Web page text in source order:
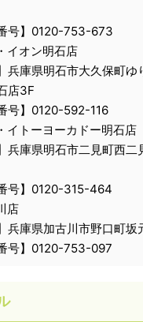
番号】0120-753-673
イオン明石店
兵庫県明石市大久保町
店3F
号】0120-592-116
イトーヨーカドー明石店
兵庫県明石市二見町西二
号】0120-315-464
店
兵庫県加古川市野口町坂
号】0120-753-097